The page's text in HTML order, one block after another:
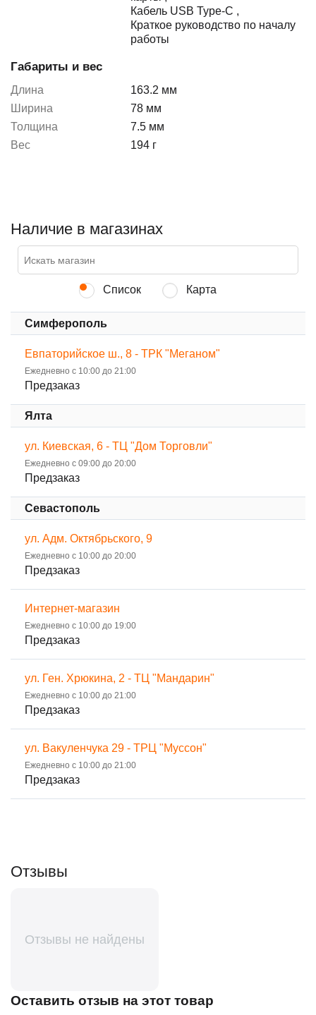
Кабель USB Type-C ,
Краткое руководство по началу
работы
Габариты и вес
Длина
163.2 мм
Ширина
78 мм
Толщина
7.5 мм
Вес
194 г
Наличие в магазинах
Список Карта
Симферополь
Евпаторийское ш., 8 - ТРК "Меганом"
Ежедневно с 10:00 до 21:00
Предзаказ
Ялта
ул. Киевская, 6 - ТЦ "Дом Торговли"
Ежедневно с 09:00 до 20:00
Предзаказ
Севастополь
ул. Адм. Октябрьского, 9
Ежедневно с 10:00 до 20:00
Предзаказ
Интернет-магазин
Ежедневно с 10:00 до 19:00
Предзаказ
ул. Ген. Хрюкина, 2 - ТЦ "Мандарин"
Ежедневно с 10:00 до 21:00
Предзаказ
ул. Вакуленчука 29 - ТРЦ "Муссон"
Ежедневно с 10:00 до 21:00
Предзаказ
Отзывы
Отзывы не найдены
Оставить отзыв на этот товар